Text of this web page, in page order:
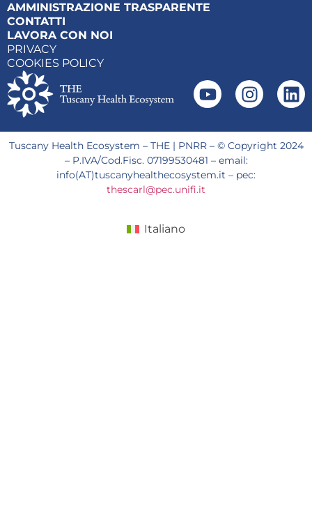
AMMINISTRAZIONE TRASPARENTE
CONTATTI
LAVORA CON NOI
PRIVACY
COOKIES POLICY
Tuscany Health Ecosystem – THE | PNRR – © Copyright 2024
– P.IVA/Cod.Fisc. 07199530481 – email:
info(AT)tuscanyhealthecosystem.it – pec:
thescarl@pec.unifi.it
Italiano